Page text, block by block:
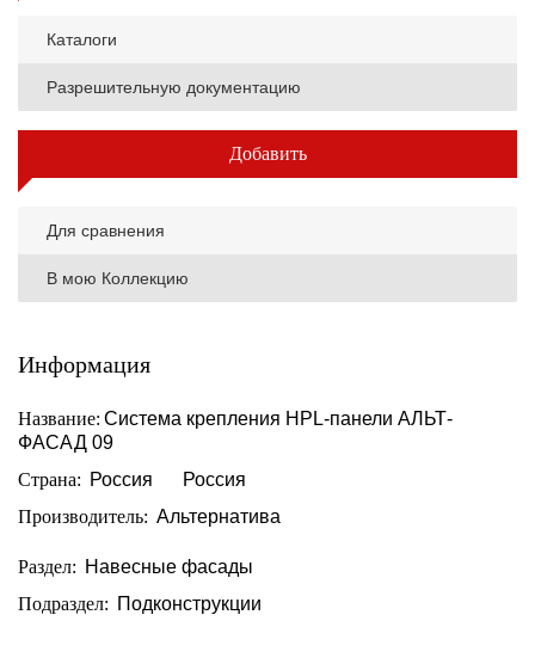
Каталоги
Разрешительную документацию
Добавить
Для сравнения
В мою Коллекцию
Информация
Название: Система крепления HPL-панели АЛЬТ-
ФАСАД 09
Страна: Россия
Россия
Производитель: Альтернатива
Раздел: Навесные фасады
Подраздел: Подконструкции